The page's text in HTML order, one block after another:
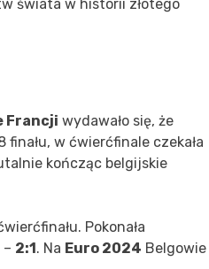
świata w historii złotego
Francji wydawało się, że
w ćwierćfinale czekała
kończąc belgijskie
Pokonała
2:1. Na Euro 2024 Belgowie